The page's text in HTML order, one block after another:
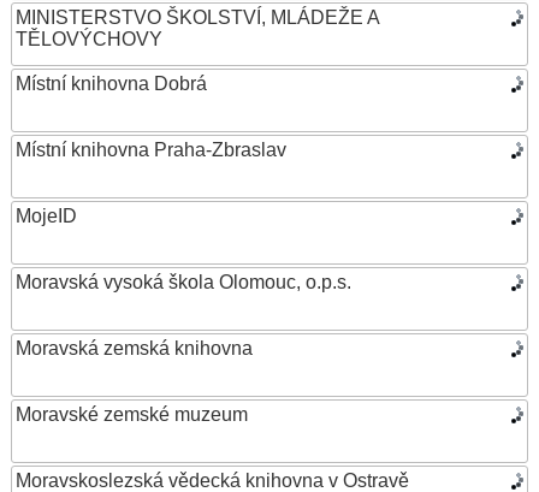
MINISTERSTVO ŠKOLSTVÍ, MLÁDEŽE A
TĚLOVÝCHOVY
Místní knihovna Dobrá
Místní knihovna Praha-Zbraslav
MojeID
Moravská vysoká škola Olomouc, o.p.s.
Moravská zemská knihovna
Moravské zemské muzeum
Moravskoslezská vědecká knihovna v Ostravě